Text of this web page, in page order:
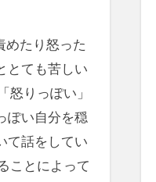
めたり怒った
とても苦しい
怒りっぽい」
ぽい自分を穏
て話をしてい
ことによって